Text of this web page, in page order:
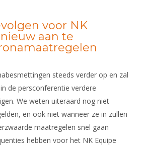
voor NK
aan te
steeds verder op en zal
de persconferentie verdere
We weten uiteraard nog niet
en ook niet wanneer ze in zullen
maatregelen snel gaan
hebben voor het NK Equipe